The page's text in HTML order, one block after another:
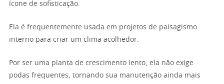
ícone de sofisticação.
Ela é frequentemente usada em projetos de paisagismo
interno para criar um clima acolhedor.
Por ser uma planta de crescimento lento, ela não exige
podas frequentes, tornando sua manutenção ainda mais